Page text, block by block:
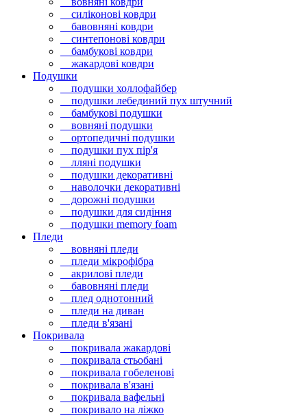
силіконові ковдри
бавовняні ковдри
синтепонові ковдри
бамбукові ковдри
жакардові ковдри
Подушки
подушки холлофайбер
подушки лебединий пух штучний
бамбукові подушки
вовняні подушки
ортопедичні подушки
подушки пух пір'я
лляні подушки
подушки декоративні
наволочки декоративні
дорожні подушки
подушки для сидіння
подушки memory foam
Пледи
вовняні пледи
пледи мікрофібра
акрилові пледи
бавовняні пледи
плед однотонний
пледи на диван
пледи в'язані
Покривала
покривала жакардові
покривала стьобані
покривала гобеленові
покривала в'язані
покривала вафельні
покривало на ліжко